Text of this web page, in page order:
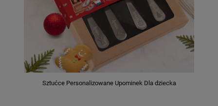
Sztućce Personalizowane Upominek Dla dziecka